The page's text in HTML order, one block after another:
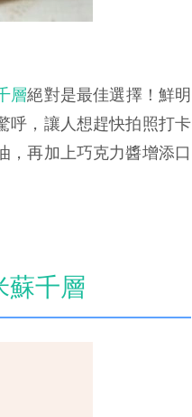
層絕對是最佳選擇！鮮明
呼，讓人想趕快拍照打卡
，再加上巧克力醬增添口
千層